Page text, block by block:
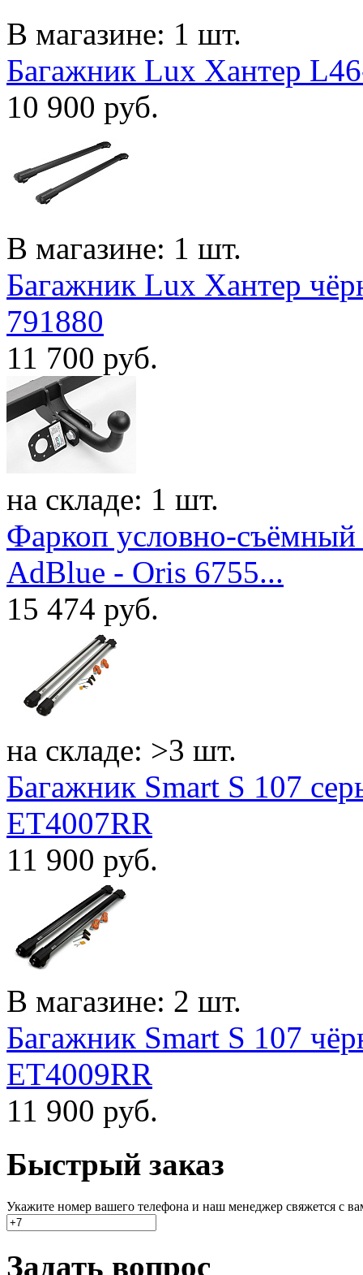
В магазине: 1 шт.
Багажник Lux Хантер
10 900 руб.
В магазине: 1 шт.
Багажник Lux Хантер
791880
11 700 руб.
на складе: 1 шт.
Фаркоп условно-
AdBlue - Oris 6755...
15 474 руб.
на складе: >3 шт.
Багажник Smart S 107
ET4007RR
11 900 руб.
В магазине: 2 шт.
Багажник Smart S 107
ET4009RR
11 900 руб.
Быстрый заказ
Укажите номер вашего телефона и наш менеджер свяжется с
Задать вопрос